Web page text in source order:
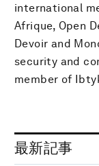
international
Afrique, Open
Devoir and
security and
member of
最新記事